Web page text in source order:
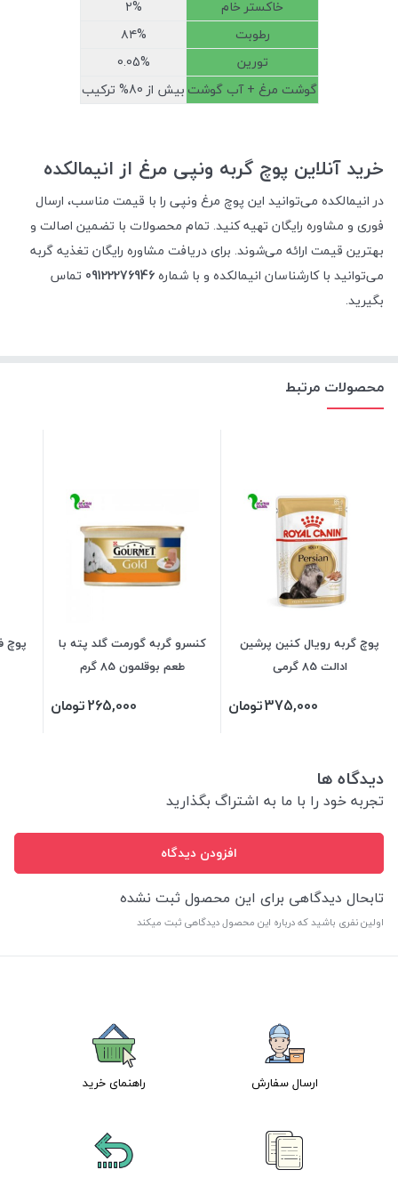
خاکستر خام
۲%
رطوبت
۸۴%
تورین
0.05%
گوشت مرغ + آب گوشت بیش از 80% ترکیب
خرید آنلاین پوچ گربه ونپی مرغ از انیمالکده
در انیمالکده می‌توانید این پوچ مرغ ونپی را با قیمت مناسب، ارسال
فوری و مشاوره رایگان تهیه کنید. تمام محصولات با تضمین اصالت و
بهترین قیمت ارائه می‌شوند. برای دریافت مشاوره رایگان تغذیه گربه
می‌توانید با کارشناسان انیمالکده و با شماره09122276946 تماس
بگیرید.
محصولات مرتبط
پوچ گربه رویال کنین پرشین
ادالت 85 گرمی
375,000تومان
کنسرو گربه گورمت گلد پته با
طعم بوقلمون 85 گرم
265,000تومان
پوچ
دیدگاه ها
تجربه خود را با ما به اشتراگ بگذارید
افزودن دیدگاه
تابحال دیدگاهی برای این محصول ثبت نشده
اولین نفری باشید که درباره این محصول دیدگاهی ثبت میکند
ارسال سفارش راهنمای خرید